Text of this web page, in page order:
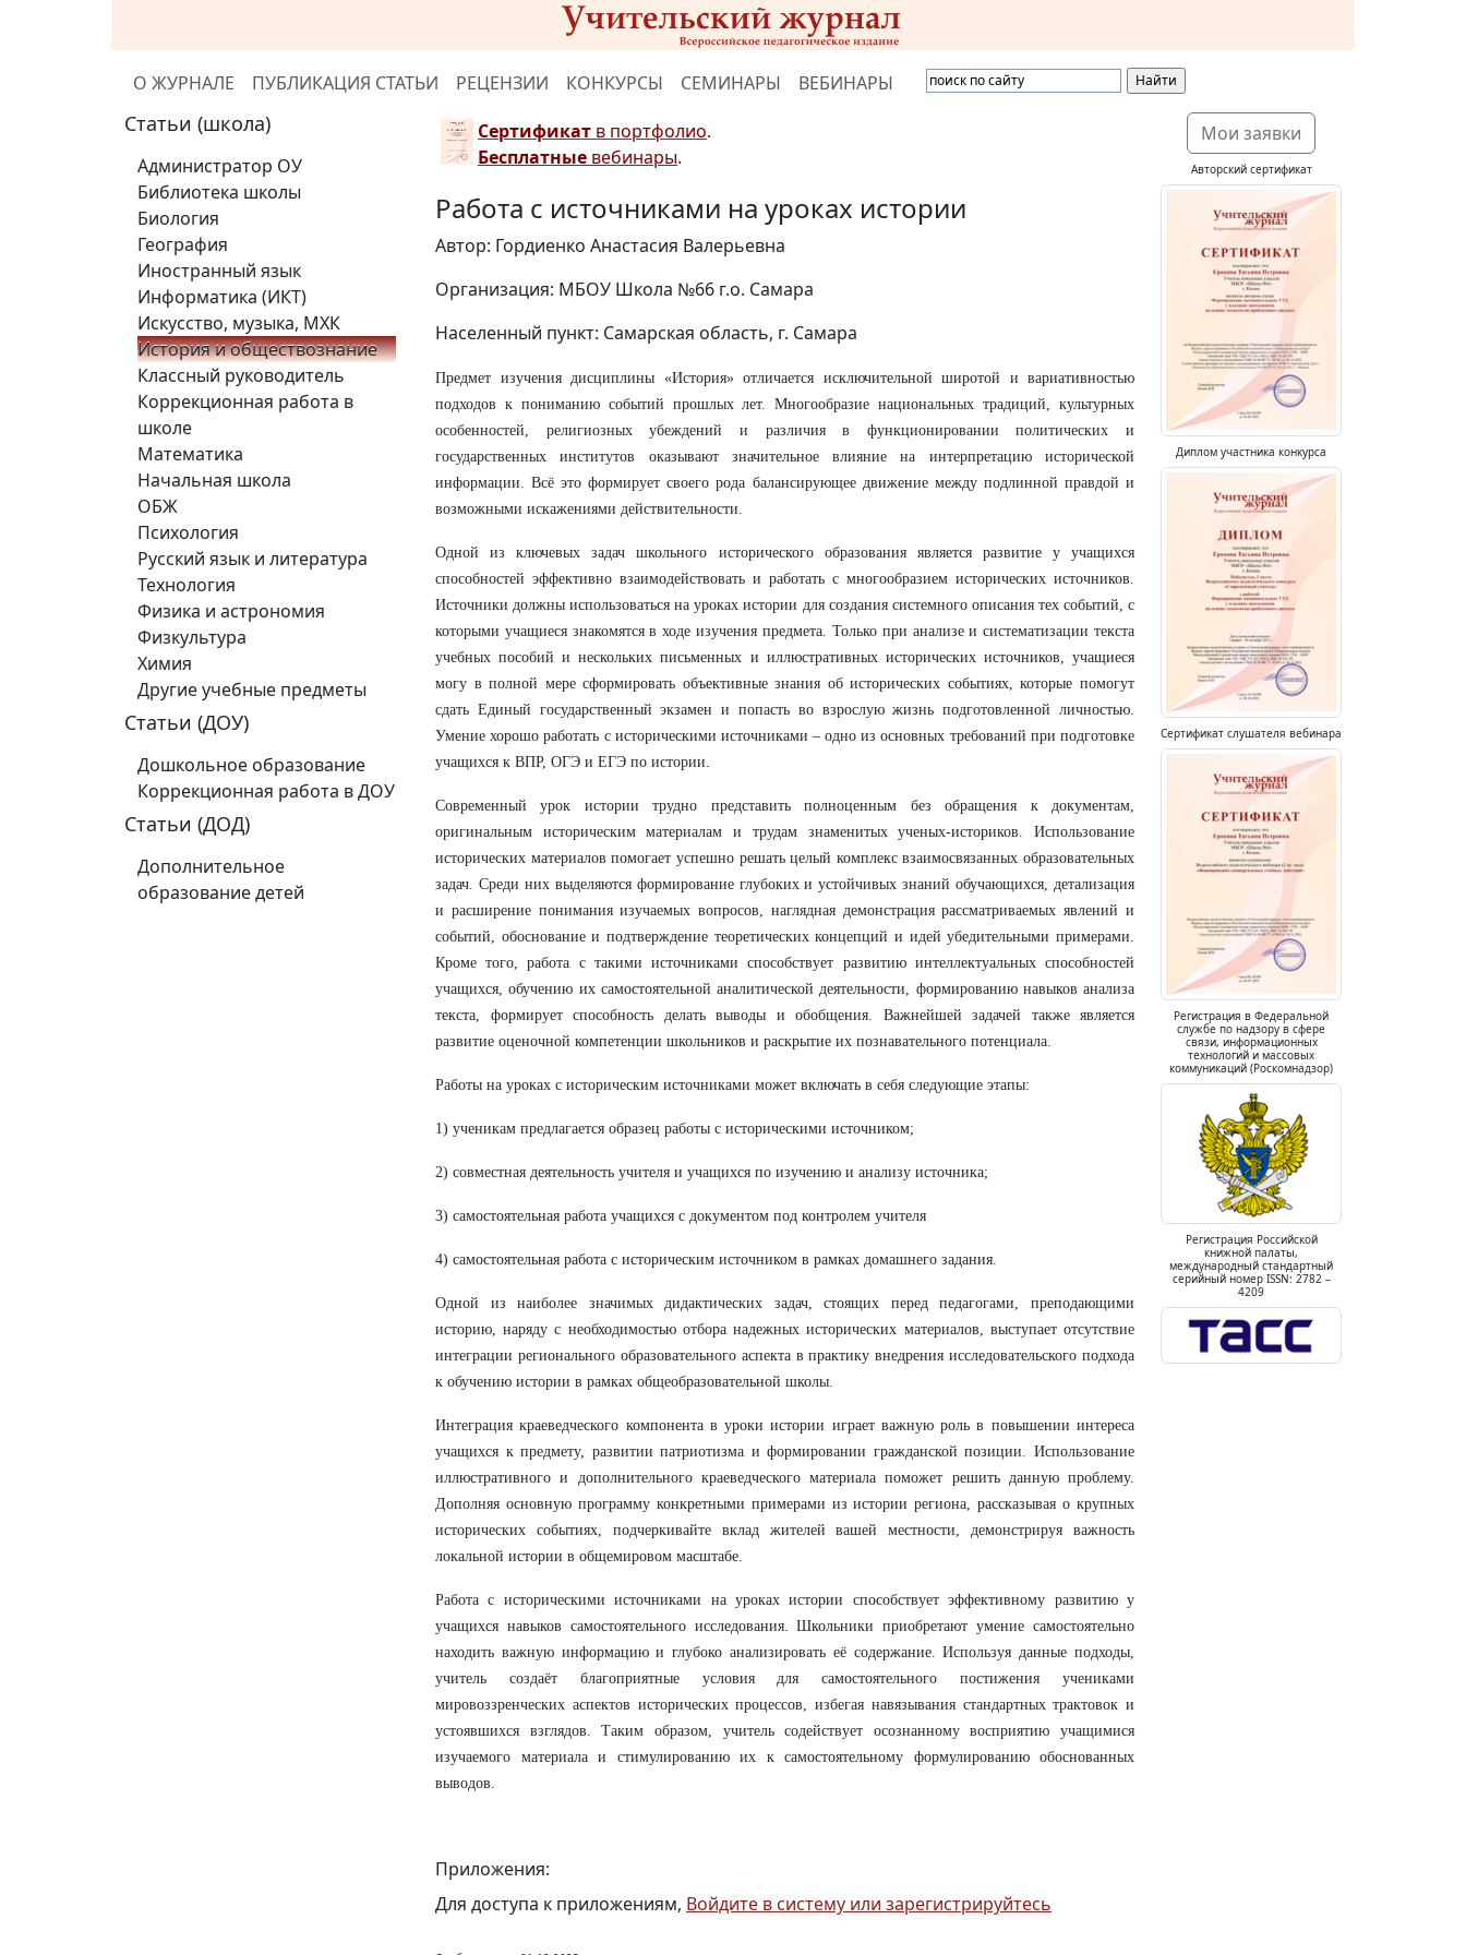
О ЖУРНАЛЕ ПУБЛИКАЦИЯ СТАТЬИ РЕЦЕНЗИИ КОНКУРСЫ СЕМИНАРЫ ВЕБИНАРЫ
Статьи (школа)
Администратор ОУ
Библиотека школы
Биология
География
Иностранный язык
Информатика (ИКТ)
Искусство, музыка, МХК
История и обществознание
Классный руководитель
Коррекционная работа в
школе
Математика
Начальная школа
ОБЖ
Психология
Русский язык и литература
Технология
Физика и астрономия
Физкультура
Химия
Другие учебные предметы
Статьи (ДОУ)
Дошкольное образование
Коррекционная работа в ДОУ
Статьи (ДОД)
Дополнительное
образование детей
Сертификат в портфолио.
Бесплатные вебинары.
Работа с источниками на уроках истории
Автор: Гордиенко Анастасия Валерьевна
Организация: МБОУ Школа №66 г.о. Самара
Населенный пункт: Самарская область, г. Самара
Предмет изучения дисциплины «История» отличается исключительной широтой и вариативностью
подходов к пониманию событий прошлых лет. Многообразие национальных традиций, культурных
особенностей, религиозных убеждений и различия в функционировании политических и
государственных институтов оказывают значительное влияние на интерпретацию исторической
информации. Всё это формирует своего рода балансирующее движение между подлинной правдой и
возможными искажениями действительности.
Одной из ключевых задач школьного исторического образования является развитие у учащихся
способностей эффективно взаимодействовать и работать с многообразием исторических источников.
Источники должны использоваться на уроках истории для создания системного описания тех событий, с
которыми учащиеся знакомятся в ходе изучения предмета. Только при анализе и систематизации текста
учебных пособий и нескольких письменных и иллюстративных исторических источников, учащиеся
могу в полной мере сформировать объективные знания об исторических событиях, которые помогут
сдать Единый государственный экзамен и попасть во взрослую жизнь подготовленной личностью.
Умение хорошо работать с историческими источниками – одно из основных требований при подготовке
учащихся к ВПР, ОГЭ и ЕГЭ по истории.
Современный урок истории трудно представить полноценным без обращения к документам,
оригинальным историческим материалам и трудам знаменитых ученых-историков. Использование
исторических материалов помогает успешно решать целый комплекс взаимосвязанных образовательных
задач. Среди них выделяются формирование глубоких и устойчивых знаний обучающихся, детализация
и расширение понимания изучаемых вопросов, наглядная демонстрация рассматриваемых явлений и
событий, обоснование и подтверждение теоретических концепций и идей убедительными примерами.
Кроме того, работа с такими источниками способствует развитию интеллектуальных способностей
учащихся, обучению их самостоятельной аналитической деятельности, формированию навыков анализа
текста, формирует способность делать выводы и обобщения. Важнейшей задачей также является
развитие оценочной компетенции школьников и раскрытие их познавательного потенциала.
Работы на уроках с историческим источниками может включать в себя следующие этапы:
1) ученикам предлагается образец работы с историческими источником;
2) совместная деятельность учителя и учащихся по изучению и анализу источника;
3) самостоятельная работа учащихся с документом под контролем учителя
4) самостоятельная работа с историческим источником в рамках домашнего задания.
Одной из наиболее значимых дидактических задач, стоящих перед педагогами, преподающими
историю, наряду с необходимостью отбора надежных исторических материалов, выступает отсутствие
интеграции регионального образовательного аспекта в практику внедрения исследовательского подхода
к обучению истории в рамках общеобразовательной школы.
Интеграция краеведческого компонента в уроки истории играет важную роль в повышении интереса
учащихся к предмету, развитии патриотизма и формировании гражданской позиции. Использование
иллюстративного и дополнительного краеведческого материала поможет решить данную проблему.
Дополняя основную программу конкретными примерами из истории региона, рассказывая о крупных
исторических событиях, подчеркивайте вклад жителей вашей местности, демонстрируя важность
локальной истории в общемировом масштабе.
Работа с историческими источниками на уроках истории способствует эффективному развитию у
учащихся навыков самостоятельного исследования. Школьники приобретают умение самостоятельно
находить важную информацию и глубоко анализировать её содержание. Используя данные подходы,
учитель создаёт благоприятные условия для самостоятельного постижения учениками
мировоззренческих аспектов исторических процессов, избегая навязывания стандартных трактовок и
устоявшихся взглядов. Таким образом, учитель содействует осознанному восприятию учащимися
изучаемого материала и стимулированию их к самостоятельному формулированию обоснованных
выводов.
Приложения:
Для доступа к приложениям, Войдите в систему или зарегистрируйтесь
Мои заявки
Авторский сертификат
Диплом участника конкурса
Сертификат слушателя вебинара
Регистрация в Федеральной
службе по надзору в сфере
связи, информационных
технологий и массовых
коммуникаций (Роскомнадзор)
Регистрация Российской
книжной палаты,
международный стандартный
серийный номер ISSN: 2782 –
4209